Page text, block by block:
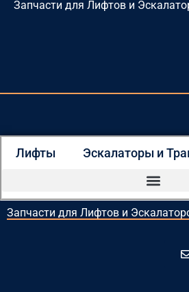
Перейти
Запчасти для Лифтов и
Лифты Эскалаторы и
Запчасти для Лифтов и